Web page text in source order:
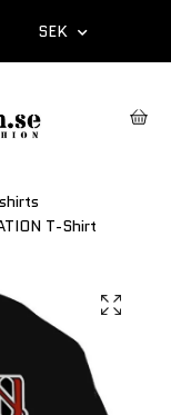
SEK
T-Shirt